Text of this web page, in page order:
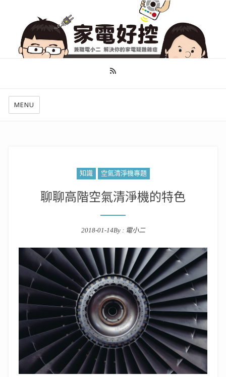
幫你做好功課，看了就知怎麼找出適合自己的家電
MENU
知識 空氣清淨機專題
聊聊高階空氣清淨機的特色
2018-01-14By : 電小二